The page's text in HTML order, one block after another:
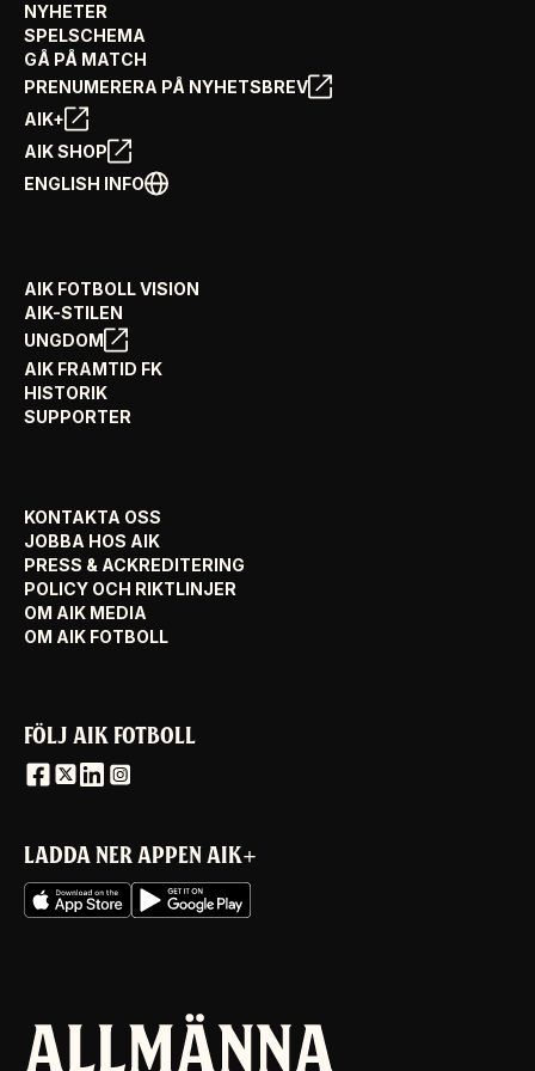
NYHETER
SPELSCHEMA
GÅ PÅ MATCH
PRENUMERERA PÅ NYHETSBREV
AIK+
AIK SHOP
ENGLISH INFO
AIK FOTBOLL VISION
AIK-STILEN
UNGDOM
AIK FRAMTID FK
HISTORIK
SUPPORTER
KONTAKTA OSS
JOBBA HOS AIK
PRESS & ACKREDITERING
POLICY OCH RIKTLINJER
OM AIK MEDIA
OM AIK FOTBOLL
FÖLJ AIK FOTBOLL
LADDA NER APPEN AIK+